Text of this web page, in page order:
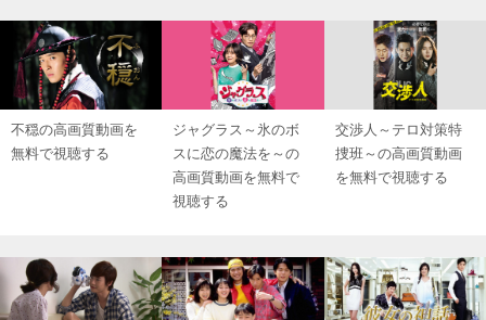
不穏の高画質動画を
無料で視聴する
ジャグラス～氷のボ
スに恋の魔法を～の
高画質動画を無料で
視聴する
交渉人～テロ対策特
捜班～の高画質動画
を無料で視聴する